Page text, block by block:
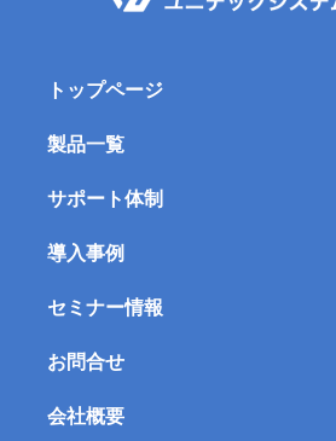
トップページ
製品一覧
サポート体制
導入事例
セミナー情報
お問合せ
会社概要